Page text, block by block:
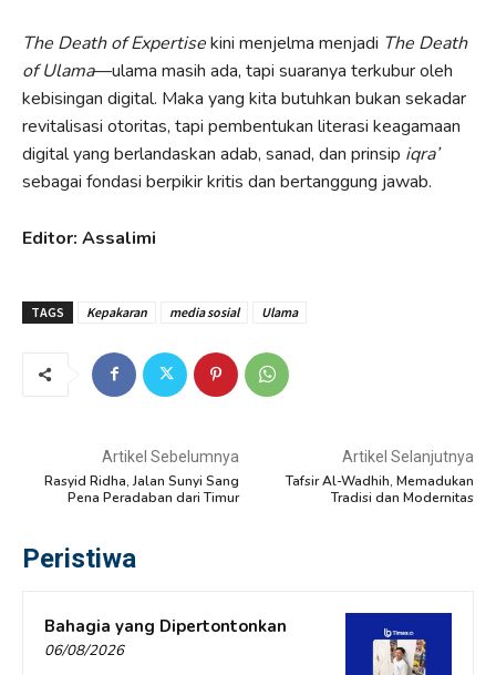
The Death of Expertisekini menjelma menjadi The Death
of Ulama—ulama masih ada, tapi suaranya terkubur oleh
kebisingan digital. Maka yang kita butuhkan bukan sekadar
revitalisasi otoritas, tapi pembentukan literasi keagamaan
digital yang berlandaskan adab, sanad, dan prinsip iqra’
sebagai fondasi berpikir kritis dan bertanggung jawab.
Editor: Assalimi
TAGS Kepakaran media sosial Ulama
Artikel Sebelumnya
Rasyid Ridha, Jalan Sunyi Sang
Pena Peradaban dari Timur
Artikel Selanjutnya
Tafsir Al-Wadhih, Memadukan
Tradisi dan Modernitas
Peristiwa
Bahagia yang Dipertontonkan
06/08/2026